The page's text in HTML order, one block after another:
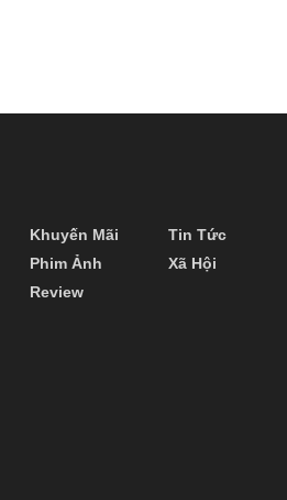
Khuyến Mãi
Phim Ảnh
Review
Tin Tức
Xã Hội